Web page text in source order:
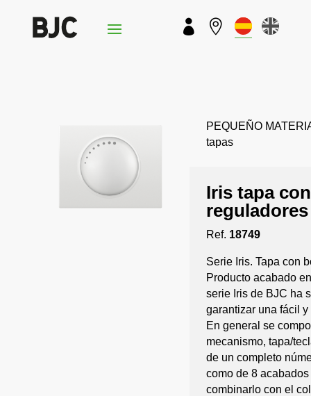
 
PEQUEÑO
tapas
Iris tapa
reguladores
Ref. 18749
Serie Iris. Tapa con
Producto acabado
serie Iris de BJC ha
garantizar una fácil
En general se
mecanismo, tapa/
de un completo
como de 8
combinarlo con el